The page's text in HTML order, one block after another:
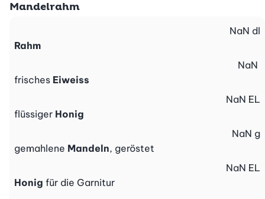
Mandelrahm
Rahm
NaN dl
frisches Eiweiss
NaN
flüssiger Honig
NaN EL
gemahlene Mandeln, geröstet
NaN g
Honig für die Garnitur
NaN EL